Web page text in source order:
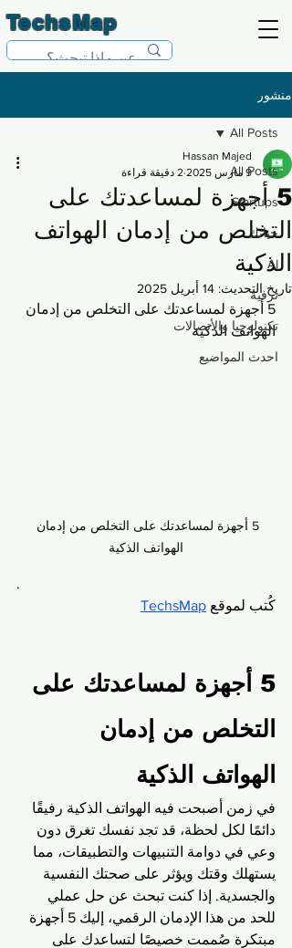
TechsMap
منشور
All Posts
Startups
حياتك
AI
ترفية
تكنولوجيا والأتصالات
احدث المواضيع
All Posts
5 أجهزة لمساعدتك على
التخلص من إدمان الهواتف
الذكية
Hassan Majed
9 مارس 2025
2 دقيقة قراءة
تاريخ التحديث: 14 أبريل 2025
5 أجهزة لمساعدتك على التخلص من إدمان
الهواتف الذكية
5 أجهزة لمساعدتك على التخلص من إدمان
الهواتف الذكية
.
كُتب لموقع TechsMap
5 أجهزة لمساعدتك على
التخلص من إدمان
الهواتف الذكية
في زمن أصبحت فيه الهواتف الذكية رفيقًا
دائمًا لكل لحظة، قد تجد نفسك تغرق دون
وعي في دوامة التنبيهات والتطبيقات، مما
يستهلك وقتك ويؤثر على صحتك النفسية
والجسدية. إذا كنت تبحث عن حل عملي
للحد من هذا الإدمان الرقمي، إليك 5 أجهزة
مبتكرة صُممت خصيصًا لتساعدك على